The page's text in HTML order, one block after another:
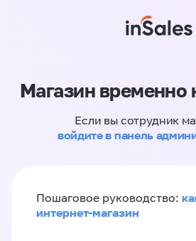
Магазин временно
Если вы сотрудник
войдите в панель
Пошаговое руководство:
интернет-магазин